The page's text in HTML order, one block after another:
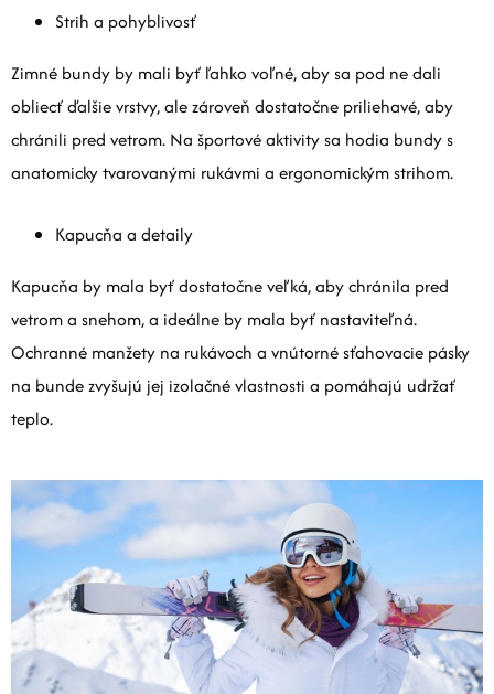
Strih a pohyblivosť
Zimné bundy by mali byť ľahko voľné, aby sa pod ne dali
obliecť ďalšie vrstvy, ale zároveň dostatočne priliehavé, aby
chránili pred vetrom. Na športové aktivity sa hodia bundy s
anatomicky tvarovanými rukávmi a ergonomickým strihom.
Kapucňa a detaily
Kapucňa by mala byť dostatočne veľká, aby chránila pred
vetrom a snehom, a ideálne by mala byť nastaviteľná.
Ochranné manžety na rukávoch a vnútorné sťahovacie pásky
na bunde zvyšujú jej izolačné vlastnosti a pomáhajú udržať
teplo.